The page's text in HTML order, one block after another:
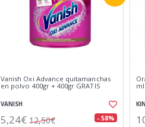
Vanish Oxi Advance quitamanchas
en polvo 400gr + 400gr GRATIS
VANISH
5,24€ 12,50€ - 58%